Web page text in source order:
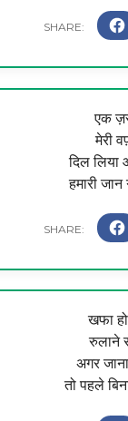
एक
मेरी
दिल
हमारी
खफा
रुलाने
अगर
तो पहले